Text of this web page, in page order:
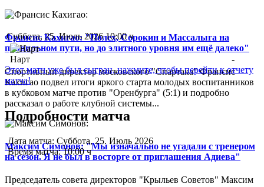
Франсис Кахигао: "Полех, Сорокин и Массалыга на
правильном пути, но до элитного уровня им ещё далеко"
Спортивный директор московского "Спартака" Франсис
Кахигао подвел итоги яркого старта молодых воспитанников
в кубковом матче против "Оренбурга" (5:1) и подробно
рассказал о работе клубной системы...
Максим Симонов: "Мы изначально не угадали с тренером
на сезон. Я не был в восторге от приглашения Адиева"
Председатель совета директоров "Крыльев Советов" Максим
Суббота, 25. Июль 2026 10:00 ч
Нарт
-
Этот матч уже был сыгран, нажмите, чтобы перейти к отчету
матча!
Подробности матча
Дата матча: Суббота, 25. Июль 2026
Время матча: 10:00 ч